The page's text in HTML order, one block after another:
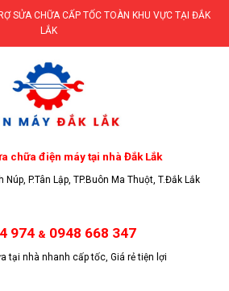
SỬA CHỮA CẤP TỐC TOÀN KHU VỰC TẠI ĐẮK
LẮK
chữa điện máy tại nhà Đắk Lắk
P.Tân Lập, TP.Buôn Ma Thuột, T.Đắk Lắk
974 & 0948 668 347
tại nhà nhanh cấp tốc, Giá rẻ tiện lợi